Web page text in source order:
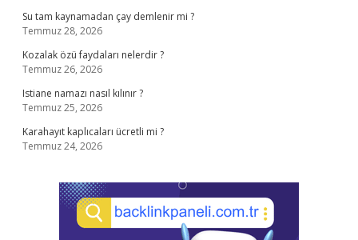
Su tam kaynamadan çay demlenir mi ?
Temmuz 28, 2026
Kozalak özü faydaları nelerdir ?
Temmuz 26, 2026
Istiane namazı nasıl kılınır ?
Temmuz 25, 2026
Karahayıt kaplıcaları ücretli mi ?
Temmuz 24, 2026